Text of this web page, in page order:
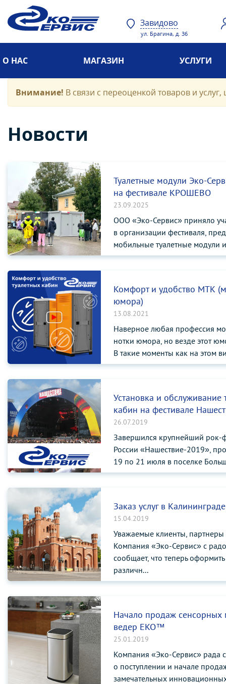
Завидово
ул. Брагина, д. 36
О НАС МАГАЗИН УСЛУГИ
Внимание! В связи с переоценкой товаров и
Новости
Туалетные модули Эко-
на фестивале КРОШЕВО
23.09.2025
ООО «Эко-Сервис» приняло
в организации фестиваля,
мобильные туалетные модули
Комфорт и удобство МТК
юмора)
13.08.2021
Наверное любая профессия
нотки юмора, но везде этот
В такие моменты как на этом
Установка и обслуживание
кабин на фестивале
26.07.2019
Завершился крупнейший рок-
России «Нашествие-2019»,
19 по 21 июля в поселке
Тве...
Заказ услуг в Калининграде
15.04.2019
Уважаемые клиенты, партнеры
Компания «Эко-Сервис» с
сообщает, что теперь оформить
различн...
Начало продаж сенсорных
ведер EKO™
25.01.2019
Компания «Эко-Сервис» рада
о поступлении и начале
замечательных